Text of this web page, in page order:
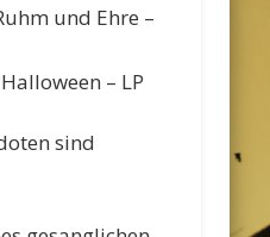
und Ehre –
– LP
sind